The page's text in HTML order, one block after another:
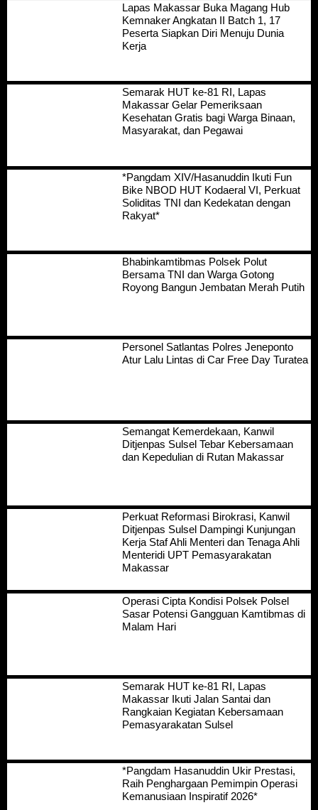
Lapas Makassar Buka Magang Hub
Kemnaker Angkatan II Batch 1, 17
Peserta Siapkan Diri Menuju Dunia
Kerja
Semarak HUT ke-81 RI, Lapas
Makassar Gelar Pemeriksaan
Kesehatan Gratis bagi Warga Binaan,
Masyarakat, dan Pegawai
*Pangdam XIV/Hasanuddin Ikuti Fun
Bike NBOD HUT Kodaeral VI, Perkuat
Soliditas TNI dan Kedekatan dengan
Rakyat*
Bhabinkamtibmas Polsek Polut
Bersama TNI dan Warga Gotong
Royong Bangun Jembatan Merah Putih
Personel Satlantas Polres Jeneponto
Atur Lalu Lintas di Car Free Day Turatea
Semangat Kemerdekaan, Kanwil
Ditjenpas Sulsel Tebar Kebersamaan
dan Kepedulian di Rutan Makassar
Perkuat Reformasi Birokrasi, Kanwil
Ditjenpas Sulsel Dampingi Kunjungan
Kerja Staf Ahli Menteri dan Tenaga Ahli
Menteridi UPT Pemasyarakatan
Makassar
Operasi Cipta Kondisi Polsek Polsel
Sasar Potensi Gangguan Kamtibmas di
Malam Hari
Semarak HUT ke-81 RI, Lapas
Makassar Ikuti Jalan Santai dan
Rangkaian Kegiatan Kebersamaan
Pemasyarakatan Sulsel
*Pangdam Hasanuddin Ukir Prestasi,
Raih Penghargaan Pemimpin Operasi
Kemanusiaan Inspiratif 2026*